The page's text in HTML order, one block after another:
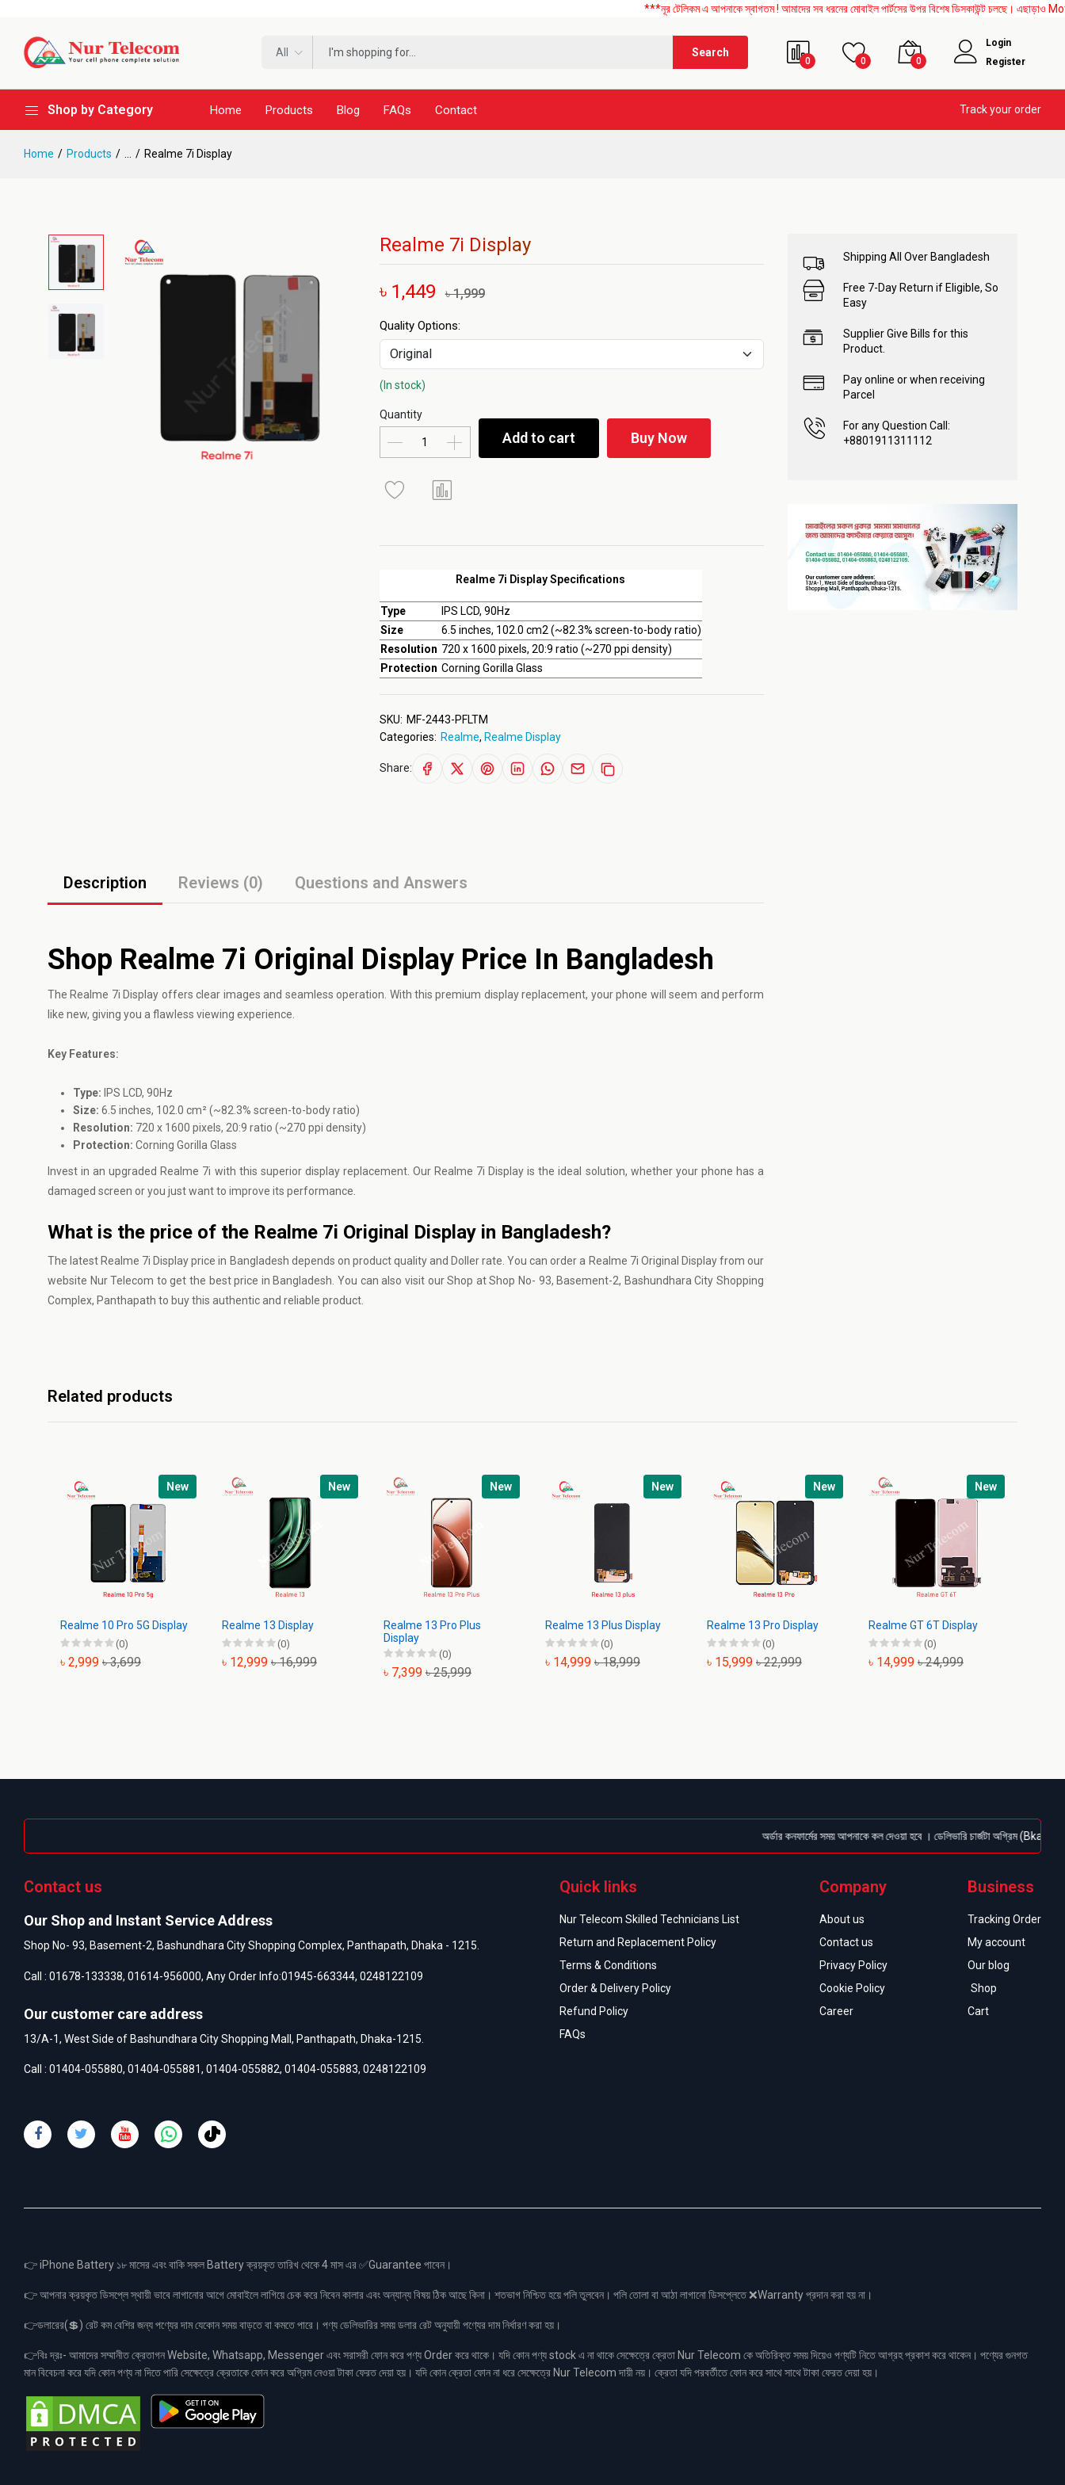
***নূর টেলিকম এ আপনাকে স্বাগতম ! আমাদের সব ধরনের মোবাইল পার্টসের উপর বিশেষ ডিসকাউন্ট চলছে। এছাড়াও Mother
All Search
0 0 0
Login
Register
Shop by Category Home Products Blog FAQs Contact Track your order
Home Products Realme 7i Display
Realme 7i Display
৳ 1,449 ৳ 1,999
Realme 7i Display Specifications
Type
IPS LCD, 90Hz
Size
6.5 inches, 102.0 cm2 (~82.3% screen-to-body ratio)
Resolution 720 x 1600 pixels, 20:9 ratio (~270 ppi density)
Protection Corning Gorilla Glass
Quality Options:
(In stock)
Quantity
Add to cart Buy Now
SKU: MF-2443-PFLTM
Categories: Realme, Realme Display
Share:
Description Reviews (0) Questions and Answers
Shop Realme 7i Original Display Price In Bangladesh
The Realme 7i Display offers clear images and seamless operation. With this premium display replacement, your phone will seem and perform
like new, giving you a flawless viewing experience.
Key Features:
Type: IPS LCD, 90Hz
Size: 6.5 inches, 102.0 cm² (~82.3% screen-to-body ratio)
Resolution: 720 x 1600 pixels, 20:9 ratio (~270 ppi density)
Protection: Corning Gorilla Glass
Invest in an upgraded Realme 7i with this superior display replacement. Our Realme 7i Display is the ideal solution, whether your phone has a
damaged screen or you just want to improve its performance.
What is the price of the Realme 7i Original Display in Bangladesh?
The latest Realme 7i Display price in Bangladesh depends on product quality and Doller rate. You can order a Realme 7i Original Display from our
website Nur Telecom to get the best price in Bangladesh. You can also visit our Shop at Shop No- 93, Basement-2, Bashundhara City Shopping
Complex, Panthapath to buy this authentic and reliable product.
Shipping All Over Bangladesh
Free 7-Day Return if Eligible, So
Easy
Supplier Give Bills for this
Product.
Pay online or when receiving
Parcel
For any Question Call:
+8801911311112
Related products
New
Realme 10 Pro 5G Display
(0)
৳ 2,999 ৳ 3,699
New
Realme 13 Display
(0)
৳ 12,999 ৳ 16,999
New
Realme 13 Pro Plus
Display
(0)
৳ 7,399 ৳ 25,999
New
Realme 13 Plus Display
(0)
৳ 14,999 ৳ 18,999
New
Realme 13 Pro Display
(0)
৳ 15,999 ৳ 22,999
New
Realme GT 6T Display
(0)
৳ 14,999 ৳ 24,999
অর্ডার কনফার্মের সময় আপনাকে কল দেওয়া হবে । ডেলিভারি চার্জটা অগ্রিম (Bkash/
Contact us
Our Shop and Instant Service Address
Shop No- 93, Basement-2, Bashundhara City Shopping Complex, Panthapath, Dhaka - 1215.
Call : 01678-133338, 01614-956000, Any Order Info:01945-663344, 0248122109
Our customer care address
13/A-1, West Side of Bashundhara City Shopping Mall, Panthapath, Dhaka-1215.
Call : 01404-055880, 01404-055881, 01404-055882, 01404-055883, 0248122109
Quick links
Nur Telecom Skilled Technicians List
Return and Replacement Policy
Terms & Conditions
Order & Delivery Policy
Refund Policy
FAQs
Company
About us
Contact us
Privacy Policy
Cookie Policy
Career
Business
Tracking Order
My account
Our blog
Shop
Cart
👉 iPhone Battery ১৮ মাসের এবং বাকি সকল Battery ক্রয়কৃত তারিখ থেকে 4 মাস এর ✅Guarantee পাবেন।
👉 আপনার ক্রয়কৃত ডিসপ্লে স্থায়ী ভাবে লাগানোর আগে মোবাইলে লাগিয়ে চেক করে নিবেন কালার এবং অন্যান্য বিষয় ঠিক আছে কিনা। শতভাগ নিশ্চিত হয়ে পলি তুলবেন। পলি তোলা বা আঠা লাগানো ডিসপ্লেতে ❌Warranty প্রদান করা হয় না।
👉ডলারের(💲) রেট কম বেশির জন্য পণ্যের দাম যেকোন সময় বাড়তে বা কমতে পারে। পণ্য ডেলিভারির সময় ডলার রেট অনুযায়ী পণ্যের দাম নির্ধারণ করা হয়।
👉বিঃ দ্রঃ- আমাদের সম্মানীত ক্রেতাগন Website, Whatsapp, Messenger এবং সরাসরী ফোন করে পণ্য Order করে থাকে। যদি কোন পণ্য stock এ না থাকে সেক্ষেত্রে ক্রেতা Nur Telecom কে অতিরিক্ত সময় দিয়েও পণ্যটি নিতে আগ্রহ প্রকাশ করে থাকেন। পণ্যের গুনগত
মান বিবেচনা করে যদি কোন পণ্য না দিতে পারি সেক্ষেত্রে ক্রেতাকে ফোন করে অগ্রিম নেওয়া টাকা ফেরত দেয়া হয়। যদি কোন ক্রেতা ফোন না ধরে সেক্ষেত্রে Nur Telecom দায়ী নয়। ক্রেতা যদি পরবর্তীতে ফোন করে সাথে সাথে টাকা ফেরত দেয়া হয়।